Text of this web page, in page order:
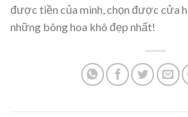
được tiền của mình, chọn được cửa
những bông hoa khô đẹp nhất!